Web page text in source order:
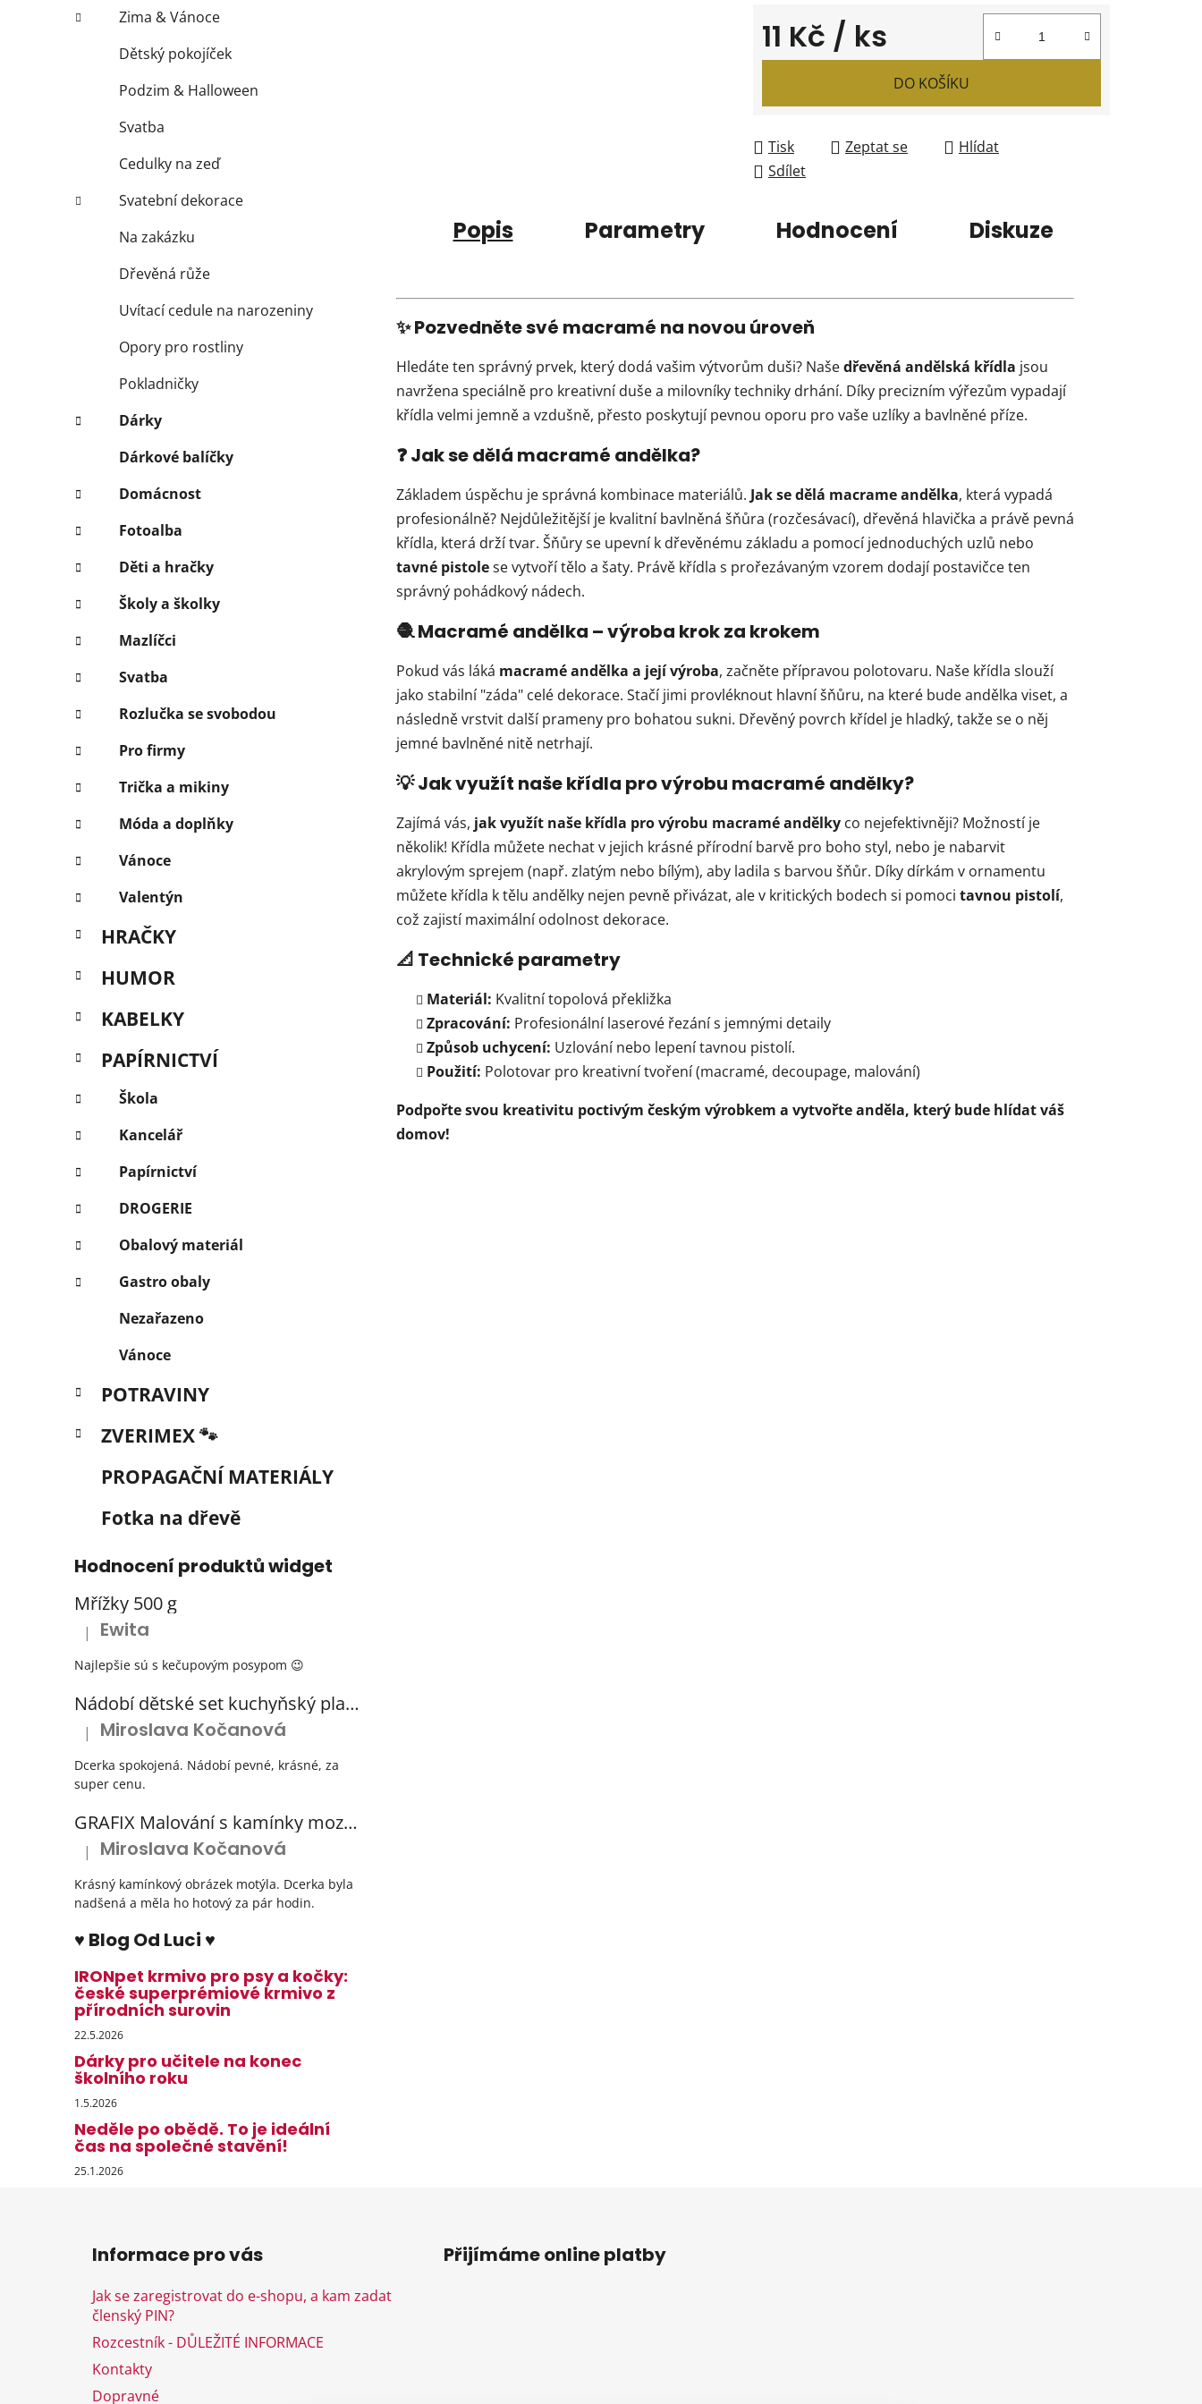
Zima & Vánoce
Dětský pokojíček
Podzim & Halloween
Svatba
Cedulky na zeď
Svatební dekorace
Na zakázku
Dřevěná růže
Uvítací cedule na narozeniny
Opory pro rostliny
Pokladničky
Dárky
Dárkové balíčky
Domácnost
Fotoalba
Děti a hračky
Školy a školky
Mazlíčci
Svatba
Rozlučka se svobodou
Pro firmy
Trička a mikiny
Móda a doplňky
Vánoce
Valentýn
HRAČKY
HUMOR
KABELKY
PAPÍRNICTVÍ
Škola
Kancelář
Papírnictví
DROGERIE
Obalový materiál
Gastro obaly
Nezařazeno
Vánoce
POTRAVINY
ZVERIMEX 🐾
PROPAGAČNÍ MATERIÁLY
Fotka na dřevě
Hodnocení produktů widget
Mřížky 500 g
Hodnocení produktu je 5 z 5 hvězdiček.
| Ewita
Najlepšie sú s kečupovým posypom 😉
Nádobí dětské set kuchyňský plastový s odkapávačem 3 barvy
Hodnocení produktu je 5 z 5 hvězdiček.
| Miroslava Kočanová
Dcerka spokojená. Nádobí pevné, krásné, za
super cenu.
GRAFIX Malování s kamínky mozaika diamantový obrázek 3 druhy
Hodnocení produktu je 5 z 5 hvězdiček.
| Miroslava Kočanová
Krásný kamínkový obrázek motýla. Dcerka byla
nadšená a měla ho hotový za pár hodin.
♥ Blog Od Luci ♥
IRONpet krmivo pro psy a kočky:
české superprémiové krmivo z
přírodních surovin
22.5.2026
Dárky pro učitele na konec
školního roku
1.5.2026
Neděle po obědě. To je ideální
čas na společné stavění!
25.1.2026
11 Kč / ks
Měrná cena:
DO KOŠÍKU
Tisk Zeptat se
Hlídat
Sdílet
Popis Parametry Hodnocení Diskuze
✨ Pozvedněte své macramé na novou úroveň
Hledáte ten správný prvek, který dodá vašim výtvorům duši? Našedřevěná andělská křídla jsou
navržena speciálně pro kreativní duše a milovníky techniky drhání. Díky precizním výřezům vypadají
křídla velmi jemně a vzdušně, přesto poskytují pevnou oporu pro vaše uzlíky a bavlněné příze.
❓ Jak se dělá macramé andělka?
Základem úspěchu je správná kombinace materiálů. Jak se dělá macrame andělka, která vypadá
profesionálně? Nejdůležitější je kvalitní bavlněná šňůra (rozčesávací), dřevěná hlavička a právě pevná
křídla, která drží tvar. Šňůry se upevní k dřevěnému základu a pomocí jednoduchých uzlů nebo
tavné pistolese vytvoří tělo a šaty. Právě křídla s prořezávaným vzorem dodají postavičce ten
správný pohádkový nádech.
🧶 Macramé andělka – výroba krok za krokem
Pokud vás láká macramé andělka a její výroba, začněte přípravou polotovaru. Naše křídla slouží
jako stabilní "záda" celé dekorace. Stačí jimi provléknout hlavní šňůru, na které bude andělka viset, a
následně vrstvit další prameny pro bohatou sukni. Dřevěný povrch křídel je hladký, takže se o něj
jemné bavlněné nitě netrhají.
💡 Jak využít naše křídla pro výrobu macramé andělky?
Zajímá vás, jak využít naše křídla pro výrobu macramé andělky co nejefektivněji? Možností je
několik! Křídla můžete nechat v jejich krásné přírodní barvě pro boho styl, nebo je nabarvit
akrylovým sprejem (např. zlatým nebo bílým), aby ladila s barvou šňůr. Díky dírkám v ornamentu
můžete křídla k tělu andělky nejen pevně přivázat, ale v kritických bodech si pomoci tavnou pistolí,
což zajistí maximální odolnost dekorace.
📐 Technické parametry
Materiál: Kvalitní topolová překližka
Zpracování: Profesionální laserové řezání s jemnými detaily
Způsob uchycení: Uzlování nebo lepení tavnou pistolí.
Použití: Polotovar pro kreativní tvoření (macramé, decoupage, malování)
Podpořte svou kreativitu poctivým českým výrobkem a vytvořte anděla, který bude hlídat váš
domov!
Informace pro vás
Jak se zaregistrovat do e-shopu, a kam zadat
členský PIN?
Rozcestník - DŮLEŽITÉ INFORMACE
Kontakty
Dopravné
Přijímáme online platby